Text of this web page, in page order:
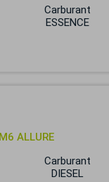
Carburant
ESSENCE
ALLURE
Carburant
DIESEL